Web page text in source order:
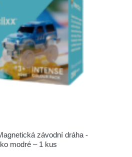
závodní dráha -
modré – 1 kus